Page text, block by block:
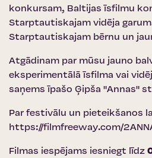
konkursam, Baltijas īsfilmu
Starptautiskajam vidēja
Starptautiskajam bērnu un
Atgādinam par mūsu jauno
eksperimentālā īsfilma vai
saņems īpašo Ģipša "Annas"
Par festivālu un pieteikšanos
https://filmfreeway.com/
Filmas iespējams iesniegt līdz